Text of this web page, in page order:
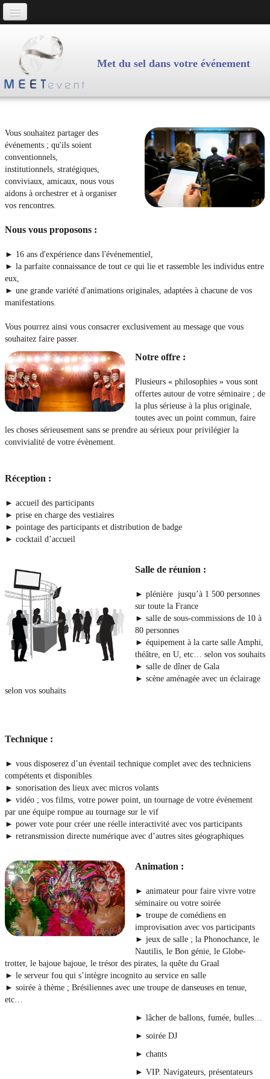
Plaquette MeetEvent
Cohésion d'équipe
Infrastructure
Actions
Repéres
Met du sel dans votre événement
Vous souhaitez partager des
événements ; qu'ils soient
conventionnels,
institutionnels, stratégiques,
conviviaux, amicaux, nous vous
aidons à orchestrer et à organiser
vos rencontres.
Nous vous proposons :
► 16 ans d'expérience dans l'événementiel,
► la parfaite connaissance de tout ce qui lie et rassemble les individus entre
eux,
► une grande variété d'animations originales, adaptées à chacune de vos
manifestations.
Vous pourrez ainsi vous consacrer exclusivement au message que vous
souhaitez faire passer.
Notre offre :
Plusieurs « philosophies » vous sont
offertes autour de votre séminaire ; de
la plus sérieuse à la plus originale,
toutes avec un point commun, faire
les choses sérieusement sans se prendre au sérieux pour privilégier la
convivialité de votre évènement.
Réception :
​► accueil des participants
► prise en charge des vestiaires
► pointage des participants et distribution de badge
► cocktail d’accueil
Salle de réunion :
► plénière jusqu’à 1 500 personnes
sur toute la France
► salle de sous-commissions de 10 à
80 personnes
► équipement à la carte salle Amphi,
théâtre, en U, etc… selon vos souhaits
► salle de dîner de Gala
► scène aménagée avec un éclairage
selon vos souhaits
Technique :
► vous disposerez d’un éventail technique complet avec des techniciens
compétents et disponibles
► sonorisation des lieux avec micros volants
► vidéo ; vos films, votre power point, un tournage de votre évènement
par une équipe rompue au tournage sur le vif
► power vote pour créer une réelle interactivité avec vos participants
► retransmission directe numérique avec d’autres sites géographiques
Animation :
► animateur pour faire vivre votre
séminaire ou votre soirée
► troupe de comédiens en
improvisation avec vos participants
► jeux de salle ; la Phonochance, le
Nautilis, le Bon génie, le Globe-
trotter, le bajoue bajoue, le trésor des pirates, la quête du Graal
► le serveur fou qui s’intègre incognito au service en salle
► soirée à thème ; Brésiliennes avec une troupe de danseuses en tenue,
etc…
► lâcher de ballons, fumée, bulles…
► soirée DJ
► chants
► VIP. Navigateurs, présentateurs